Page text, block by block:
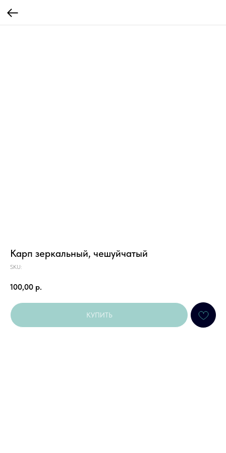
Карп зеркальный, чешуйчатый
SKU:
100,00 р.
КУПИТЬ